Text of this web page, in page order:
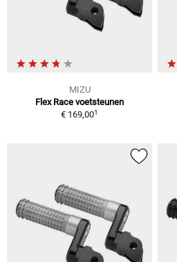
MIZU
Flex Race voetsteunen
€ 169,001